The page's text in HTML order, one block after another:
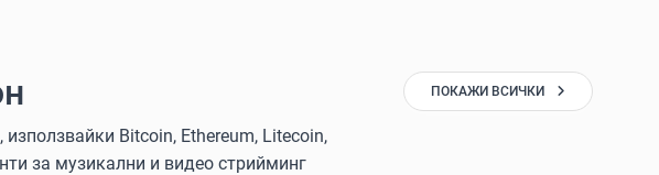
Bitcoin, Ethereum, Litecoin,
за музикални и видео стрийминг
ПОКАЖИ ВСИЧКИ